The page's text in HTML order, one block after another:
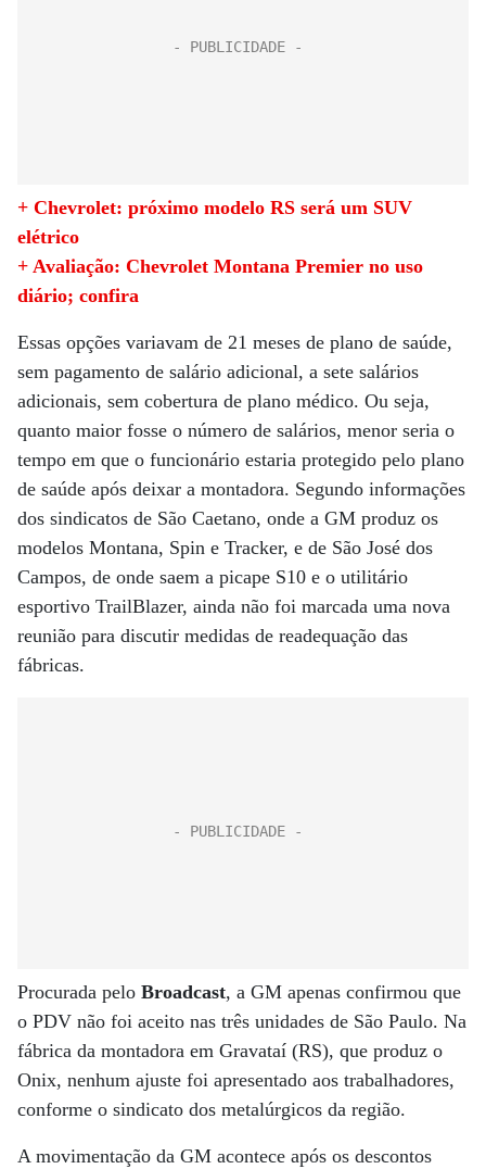
+ Chevrolet: próximo modelo RS será um SUV
elétrico
+ Avaliação: Chevrolet Montana Premier no uso
diário; confira
Essas opções variavam de 21 meses de plano de saúde,
sem pagamento de salário adicional, a sete salários
adicionais, sem cobertura de plano médico. Ou seja,
quanto maior fosse o número de salários, menor seria o
tempo em que o funcionário estaria protegido pelo plano
de saúde após deixar a montadora. Segundo informações
dos sindicatos de São Caetano, onde a GM produz os
modelos Montana, Spin e Tracker, e de São José dos
Campos, de onde saem a picape S10 e o utilitário
esportivo TrailBlazer, ainda não foi marcada uma nova
reunião para discutir medidas de readequação das
fábricas.
Procurada pelo Broadcast, a GM apenas confirmou que
o PDV não foi aceito nas três unidades de São Paulo. Na
fábrica da montadora em Gravataí (RS), que produz o
Onix, nenhum ajuste foi apresentado aos trabalhadores,
conforme o sindicato dos metalúrgicos da região.
A movimentação da GM acontece após os descontos